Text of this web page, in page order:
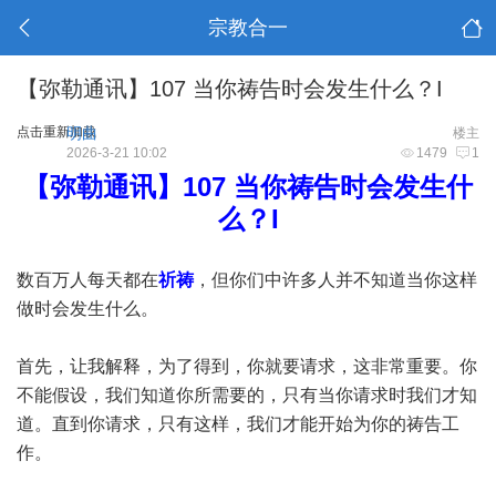
宗教合一
【弥勒通讯】107 当你祷告时会发生什么？I
点击重新加载 楼主
明曲
1479 1
2026-3-21 10:02
【弥勒通讯】107 当你祷告时会发生什
么？I
数百万人每天都在祈祷，但你们中许多人并不知道当你这样
做时会发生什么。
首先，让我解释，为了得到，你就要请求，这非常重要。你
不能假设，我们知道你所需要的，只有当你请求时我们才知
道。直到你请求，只有这样，我们才能开始为你的祷告工
作。